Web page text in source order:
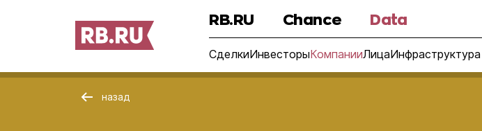
RB.RU Chance Data
СделкиИнвесторыКомпанииЛицаИнфраструктура
назад